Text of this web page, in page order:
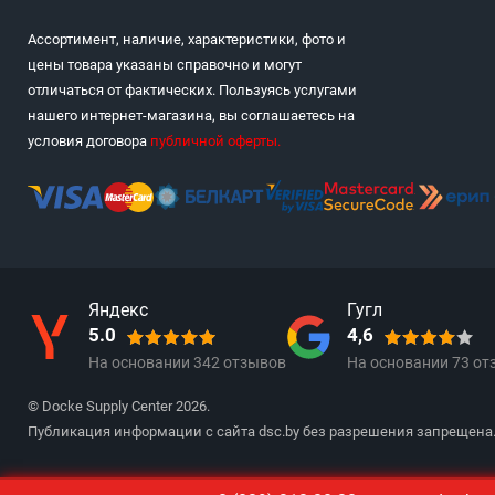
Ассортимент, наличие, характеристики, фото и
цены товара указаны справочно и могут
отличаться от фактических. Пользуясь услугами
нашего интернет-магазина, вы соглашаетесь на
условия договора публичной оферты.
Яндекс
5.0
На основании 342 отзывов
Гугл
4,6
На основании 73
© Docke Supply Center 2026.
Публикация информации с сайта dsc.by без разрешения запрещена.